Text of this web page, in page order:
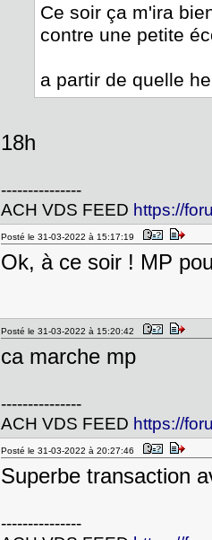
Ce soir ça m'ira
contre une petite
a partir de quelle
18h
---------------
ACH VDS FEED https://
Posté le 31-03-2022 à 15:17:19
Ok, à ce soir ! MP
Posté le 31-03-2022 à 15:20:42
ca marche mp
---------------
ACH VDS FEED https://
Posté le 31-03-2022 à 20:27:46
Superbe transaction
---------------